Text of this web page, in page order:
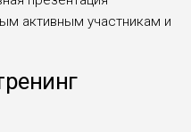
активным участникам и